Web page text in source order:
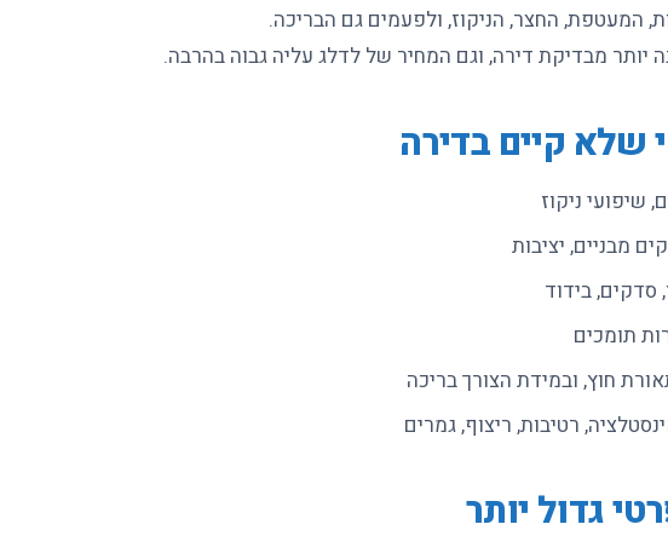
המעטפת, החצר, הניקוז, ולפעמים גם הבריכה.
יותר מבדיקת דירה, וגם המחיר של לדלג עליה גבוה בהרבה.
שלא קיים בדירה
שיפועי ניקוז
מבניים, יציבות
סדקים, בידוד
תומכים
חוץ, ובמידת הצורך בריכה
רטיבות, ריצוף, גמרים
גדול יותר